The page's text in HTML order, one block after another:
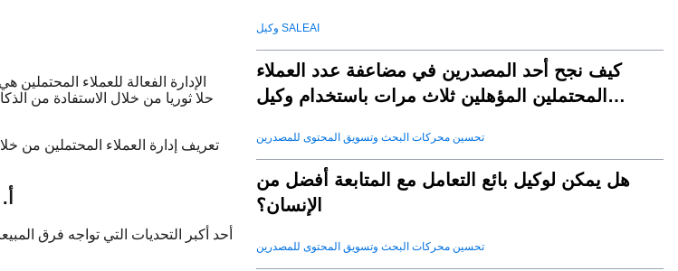
الإدارة الفعالة للعملاء
أحد أكبر التحديات التي تواجه فرق
وكيل SALEAI
كيف نجح أحد المصدرين في مضاعفة عدد العملاء
المحتملين المؤهلين ثلاث مرات باستخدام وكيل
تحسين محركات البحث وتسويق المحتوى للمصدرين
هل يمكن لوكيل بائع التعامل مع المتابعة أفضل من
الإنسان؟
تحسين محركات البحث وتسويق المحتوى للمصدرين